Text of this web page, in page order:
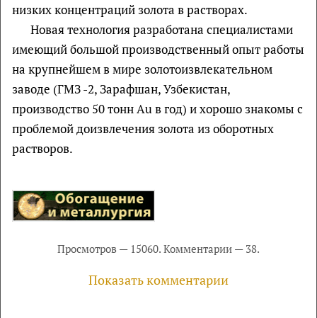
низких концентраций золота в растворах.
Новая технология разработана специалистами
имеющий большой производственный опыт работы
на крупнейшем в мире золотоизвлекательном
заводе (ГМЗ -2, Зарафшан, Узбекистан,
производство 50 тонн Au в год) и хорошо знакомы с
проблемой доизвлечения золота из оборотных
растворов.
Просмотров — 15060. Комментарии — 38.
Показать комментарии